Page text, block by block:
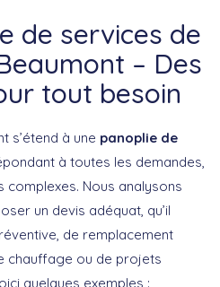
de services de
– Des
tout besoin
s’étend à une panoplie de
à toutes les demandes,
complexes. Nous analysons
un devis adéquat, qu’il
de remplacement
chauffage ou de projets
quelques exemples :